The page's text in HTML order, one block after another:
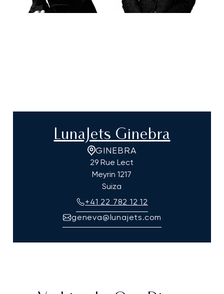
LunaJets Ginebra
GINEBRA
29 Rue Lect
Meyrin 1217
Suiza
+41 22 782 12 12
geneva@lunajets.com